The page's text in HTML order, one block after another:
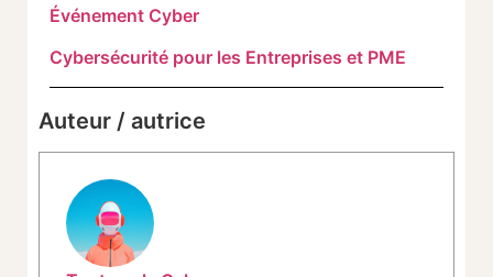
Événement Cyber
Cybersécurité pour les Entreprises et PME
Auteur / autrice